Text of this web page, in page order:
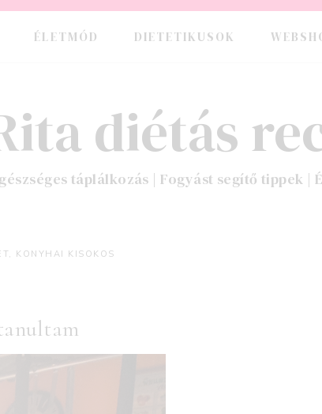
ÉLETMÓD DIETETIKUSOK
diétás
táplálkozás | Fogyást segítő tippek |
KONYHAI KISOKOS